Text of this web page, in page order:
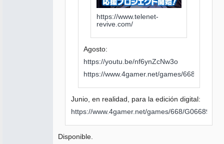
https://www.telenet-
revive.com/
Agosto:
https://youtu.be/nf6ynZcNw3o
https://www.4gamer.net/games/668/
Junio, en realidad, para la edición digital:
https://www.4gamer.net/games/668/G066894/
Disponible.